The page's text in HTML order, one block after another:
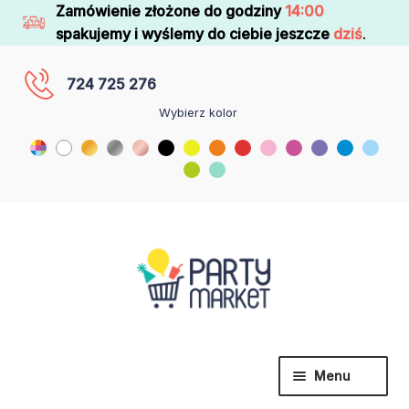
Zamówienie złożone do godziny 14:00
spakujemy i wyślemy do ciebie jeszcze dziś.
724 725 276
Wybierz kolor
Menu